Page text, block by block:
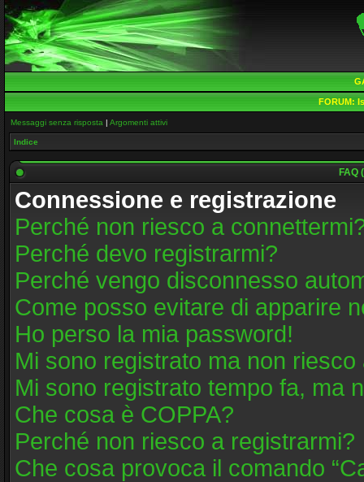
FORUM:
Messaggi senza risposta | Argomenti attivi
Indice
FAQ
Connessione e registrazione
Perché non riesco a
Perché devo registrarmi?
Perché vengo disconnesso
Come posso evitare di apparire
Ho perso la mia password!
Mi sono registrato ma non
Mi sono registrato tempo fa, ma
Che cosa è COPPA?
Perché non riesco a registrarmi?
Che cosa provoca il comando